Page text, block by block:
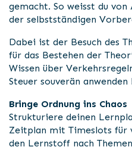
gemacht. So weisst du
der selbstständigen
Dabei ist der Besuch des
für das Bestehen der
Wissen über
Steuer souverän anwenden
Bringe Ordnung ins Chaos
Strukturiere deinen
Zeitplan mit Timeslots für
den Lernstoff nach